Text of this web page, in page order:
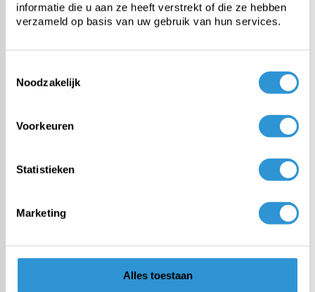
informatie die u aan ze heeft verstrekt of die ze hebben
verzameld op basis van uw gebruik van hun services.
Noodzakelijk
Voorkeuren
Statistieken
Marketing
Alles toestaan
The tension rubber with gooseneck is very easy to attach. In order to
The tension rubbers have a length including hook of 19cm and are
available in silver color (black on request). For mounting advice see
Distance between tarp and inside tube: